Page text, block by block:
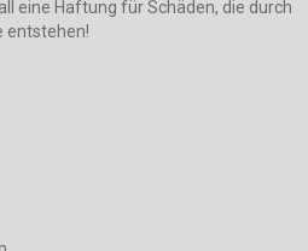
eine Haftung für Schäden, die durch
entstehen!